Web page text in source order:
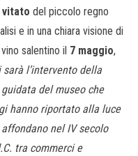
vitato del piccolo regno
e in una chiara visione di
salentino il 7 maggio,
sarà l’intervento della
del museo che
hanno riportato alla luce
nel IV secolo
tra commerci e